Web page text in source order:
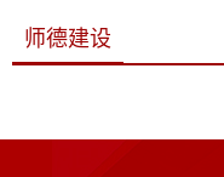
师德建设